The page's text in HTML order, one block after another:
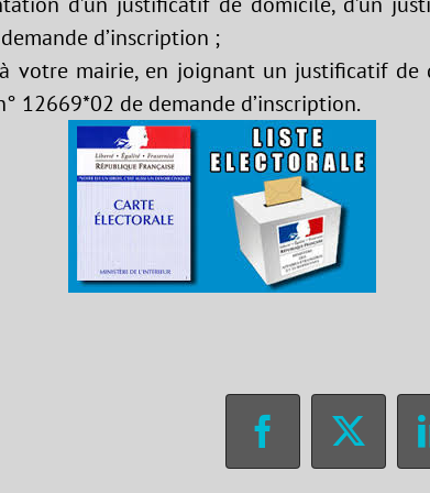
d’inscription ;
votre mairie, en joignant un justificatif
12669*02 de demande d’inscription.
Facebook
X